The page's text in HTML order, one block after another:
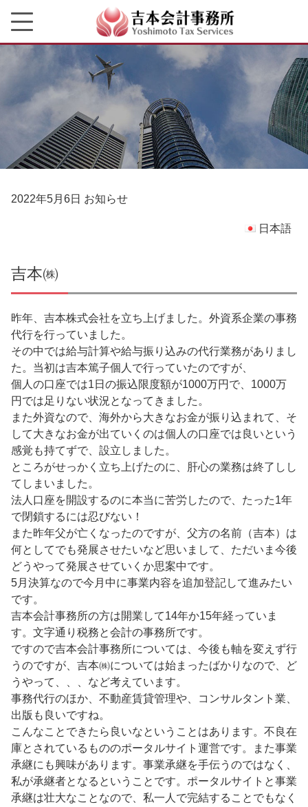
2022年5月6日 お知らせ
日本語
吉本㈱
昨年、吉本株式会社を立ち上げました。外資系企業の事務
代行を行っていました。
その中では給与計算や給与振り込みの代行業務がありまし
た。当初は吉本篤子個人で行っていたのですが、
個人の口座では1日の振込限度額が1000万円で、1000万
円では足りない状況となってきました。
また外資なので、海外から大きなお金が振り込まれて、そ
して大きなお金が出ていくのは個人の口座では良いという
感覚も持てずで、設立しました。
ところがせっかく立ち上げたのに、肝心の業務は終了しし
てしまいました。
法人口座を開設するのに本当に苦労したので、たった1年
で閉鎖するには忍びない！
また昨年父が亡くなったのですが、父方の名前（吉本）は
何としてでも発展させたいなど思いまして、ただいま今後
どうやって発展させていくか思案中です。
5月決算なので今月中に事業内容を追加登記して進みたい
です。
吉本会計事務所の方は開業して14年か15年経っていま
す。文字通り税務と会計の事務所です。
ですので吉本会計事務所については、今後も軸を変えず行
うのですが、吉本㈱については始まったばかりなので、ど
うやって、、、など考えています。
事務代行のほか、不動産賃貸管理や、コンサルタント業、
出版も良いですね。
こんなことできたら良いなということはあります。不良在
庫とされているもののポータルサイト運営です。また事業
承継にも興味があります。事業承継を手伝うのではなく、
私が承継者となるということです。ポータルサイトと事業
承継は壮大なことなので、私一人で完結することでもなく